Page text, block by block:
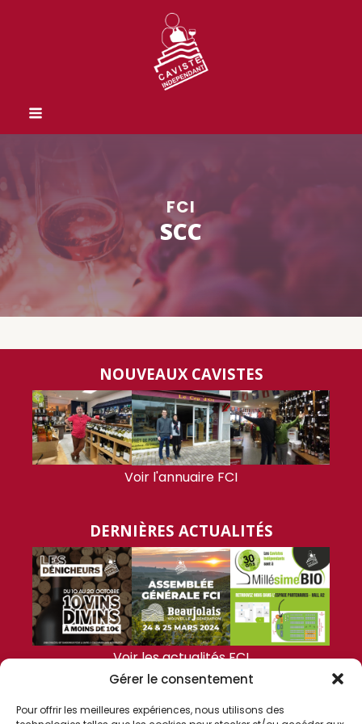
Gérer le consentement
Pour offrir les meilleures expériences, nous utilisons des
FCI
SCC
NOUVEAUX CAVISTES
Voir l'annuaire FCI
DERNIÈRES ACTUALITÉS
Voir les actualités FCI
FCI